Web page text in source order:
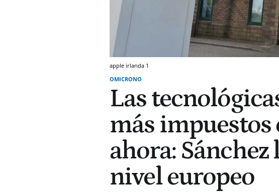
apple irlanda 1
OMICRONO
Las
más impuestos
ahora: Sánchez
nivel europeo